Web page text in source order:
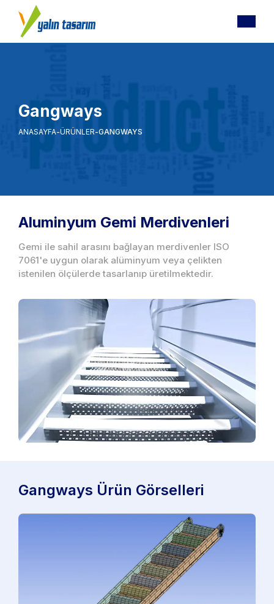
Gangways
ANASAYFA ÜRÜNLER GANGWAYS
Aluminyum Gemi Merdivenleri
Gemi ile sahil arasını bağlayan merdivenler ISO
7061'e uygun olarak alüminyum veya çelikten
istenilen ölçülerde tasarlanıp üretilmektedir.
Gangways Ürün Görselleri